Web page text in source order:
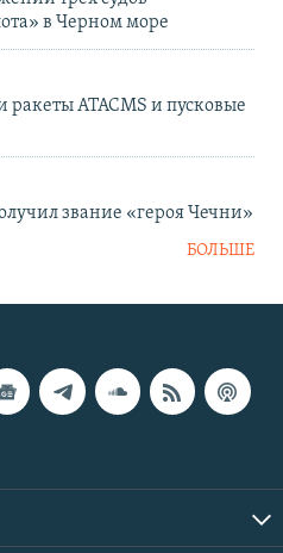
в Черном море
ATACMS и пусковые
звание «героя Чечни»
БОЛЬШЕ